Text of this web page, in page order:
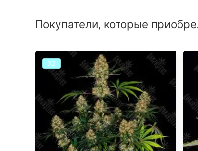
Покупатели, которые
Х2